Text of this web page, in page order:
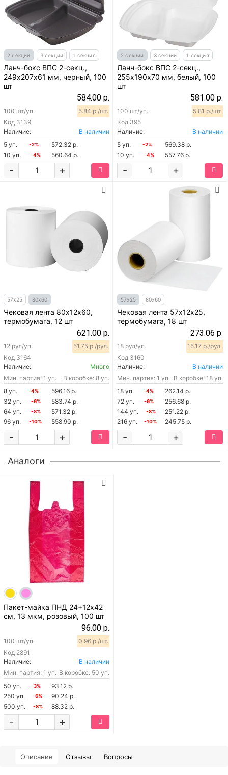
2 секции 3 секции 1 секция
Ланч-бокс ВПС 2-секц.,
249х207х61 мм, черный, 100
шт
584.00 р.
Код 3139
100 шт/уп. 5.84 р./шт.
Наличие:
В наличии
5 уп.
-2%
572.32 р.
10 уп.
-4% 560.64 р.
+
-
2 секции 3 секции 1 секция
Ланч-бокс ВПС 2-секц.,
255х190х70 мм, белый, 100
шт
581.00 р.
Код 395
100 шт/уп. 5.81 р./шт.
Наличие:
В наличии
5 уп.
-2%
569.38 р.
10 уп.
-4% 557.76 р.
+
-
57х25 80х60
Чековая лента 80х12х60,
термобумага, 12 шт
621.00 р.
Код 3164
12 рул/уп. 51.75 р./рул.
Наличие:
Много
Мин. партия: 1 уп.
В коробке: 8 уп.
8 уп.
-4%
596.16 р.
32 уп.
-6%
583.74 р.
64 уп.
-8%
571.32 р.
96 уп.
-10% 558.90 р.
+
-
57х25 80х60
Чековая лента 57х12х25,
термобумага, 18 шт
273.06 р.
Код 3160
18 рул/уп. 15.17 р./рул.
Наличие:
В наличии
Мин. партия: 1 уп. В коробке: 18 уп.
18 уп.
-4%
262.14 р.
72 уп.
-6%
256.68 р.
144 уп.
-8%
251.22 р.
216 уп.
-10% 245.75 р.
+
-
Аналоги
Пакет-майка ПНД 24+12х42
см, 13 мкм, розовый, 100 шт
96.00 р.
Код 2891
100 шт/уп. 0.96 р./шт.
Наличие:
В наличии
Мин. партия: 1 уп. В коробке: 50 уп.
50 уп.
-3%
93.12 р.
250 уп.
-6%
90.24 р.
500 уп.
-8% 88.32 р.
+
-
Описание Отзывы Вопросы